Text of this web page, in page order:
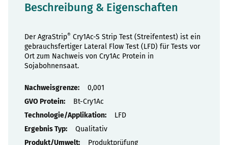
Beschreibung & Eigenschaften
Der AgraStrip® Cry1Ac-S Strip Test (Streifentest) ist ein
gebrauchsfertiger Lateral Flow Test (LFD) für Tests vor
Ort zum Nachweis von Cry1Ac Protein in
Sojabohnensaat.
Eigenschaften
0,001
Bt-Cry1Ac
LFD
Qualitativ
Produktprüfung